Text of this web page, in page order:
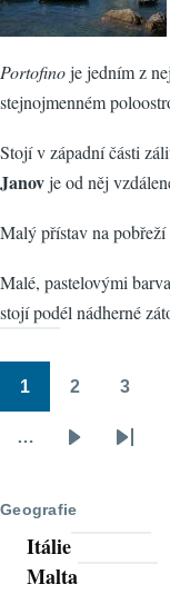
Portofinoje jedním z
stejnojmenném
Stojí‭ ‬v západní části
Janovje od něj
‬Malý přístav na
Malé, pastelovými
stojí podél nádherné
1 2 3
…
Následující
Geografie
Itálie
Malta